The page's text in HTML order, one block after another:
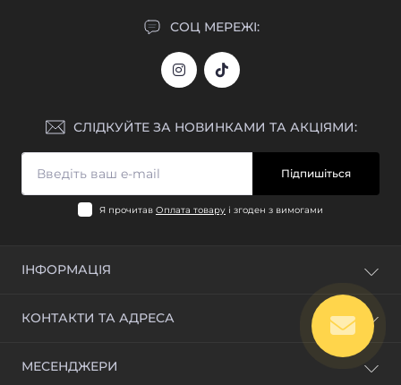
СОЦ МЕРЕЖІ:
СЛІДКУЙТЕ ЗА НОВИНКАМИ ТА АКЦІЯМИ:
Підпишіться
Я прочитав Оплата товару і згоден з вимогами
ІНФОРМАЦІЯ
Відгуки
Повернення товару
КОНТАКТИ ТА АДРЕСА
МЕСЕНДЖЕРИ